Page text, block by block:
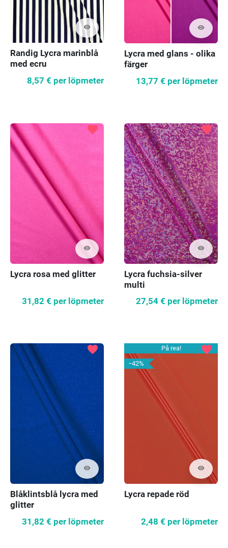
visibility
Randig Lycra marinblå
med ecru
8,57 € per löpmeter
visibility
Lycra med glans - olika
färger
13,77 € per löpmeter
visibility
favorite
Lycra rosa med glitter
31,82 € per löpmeter
visibility
favorite
Lycra fuchsia-silver
multi
27,54 € per löpmeter
visibility
favorite
Blåklintsblå lycra med
glitter
31,82 € per löpmeter
På rea!
−42%
visibility
favorite
Lycra repade röd
2,48 € per löpmeter